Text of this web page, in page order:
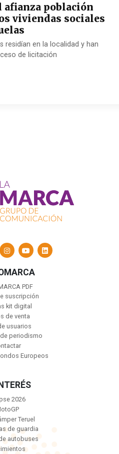
afianza población
viviendas sociales
residían en la localidad y han
de licitación
PDF
suscripción
kit digital
de venta
usuarios
periodismo
Europeos
2026
Teruel
de guardia
autobuses